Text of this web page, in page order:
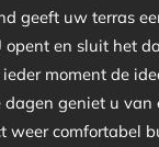
geeft uw terras
en sluit het
moment de
geniet u van
weer comfortabel